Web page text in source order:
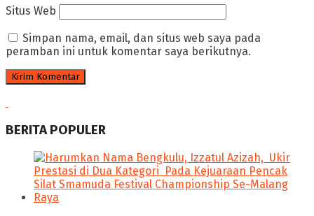
Situs Web
Simpan nama, email, dan situs web saya pada
peramban ini untuk komentar saya berikutnya.
BERITA POPULER